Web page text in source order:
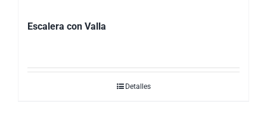
Escalera con Valla
Detalles